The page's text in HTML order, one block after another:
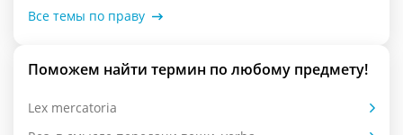
Все темы по праву
Поможем найти термин по любому предмету!
Lex mercatoria